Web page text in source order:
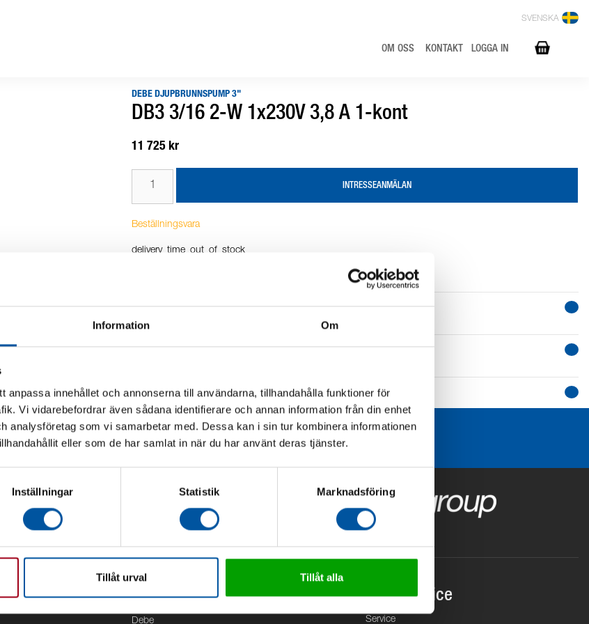
Information Om
anpassa innehållet och annonserna till användarna, tillhandahålla funktioner för
Vi vidarebefordrar även sådana identifierare och annan information från din enhet
analysföretag som vi samarbetar med. Dessa kan i sin tur kombinera informationen
eller som de har samlat in när du har använt deras tjänster.
Inställningar Statistik Marknadsföring
Tillåt urval Tillåt alla
SVENSKA
OM OSS KONTAKT LOGGA IN
DEBE DJUPBRUNNSPUMP 3"
DB3 3/16 2-W 1x230V 3,8 A 1-kont
11 725 kr
INTRESSEANMÄLAN
Beställningsvara
delivery_time_out_of_stock
Kontor
Debe
Kundservice
Service